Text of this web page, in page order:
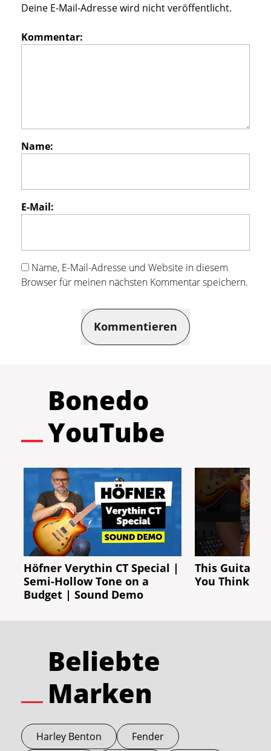
Deine E-Mail-Adresse wird nicht veröffentlicht.
Kommentar:
Name:
E-Mail:
Name, E-Mail-Adresse und Website in diesem
Browser für meinen nächsten Kommentar speichern.
Kommentieren
Bonedo
YouTube
Höfner Verythin CT Special |
Semi-Hollow Tone on a
Budget | Sound Demo
This Guitar
You Think!
Beliebte
Marken
Harley Benton
Fender